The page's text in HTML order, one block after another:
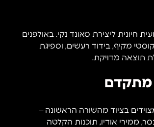
חיונית ליצירת סאונד נקי. באולפנים
מקיף, בידוד רעשים, וספיגת
תוצאה מדויקת.
מתקדם
בציוד מהשורה הראשונה –
ממירי אודיו, תוכנות הקלטה